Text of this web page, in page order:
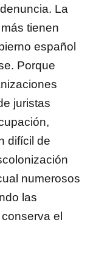
La
tienen
español
Porque
juristas
difícil de
numerosos
las
el